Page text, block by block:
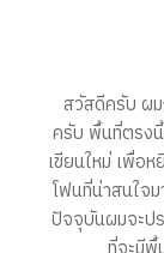
สวัสดีครับ ผ
ครับ พื้นที่ตรง
เขียนใหม่ เพื่อห
โฟนที่น่าสนใจ
ปัจจุบันผมจะป